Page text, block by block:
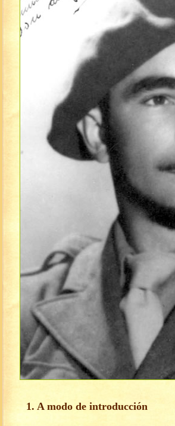
1. A modo de introducción